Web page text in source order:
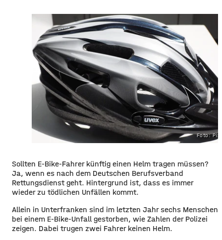
Foto:
Sollten E-Bike-Fahrer künftig einen Helm tragen müssen?
Ja, wenn es nach dem Deutschen Berufsverband
Rettungsdienst geht. Hintergrund ist, dass es immer
wieder zu tödlichen Unfällen kommt.
Allein in Unterfranken sind im letzten Jahr sechs Menschen
bei einem E-Bike-Unfall gestorben, wie Zahlen der Polizei
zeigen. Dabei trugen zwei Fahrer keinen Helm.